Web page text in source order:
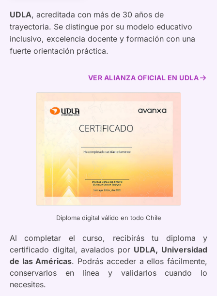
UDLA, acreditada con más de 30 años de
trayectoria. Se distingue por su modelo educativo
inclusivo, excelencia docente y formación con una
fuerte orientación práctica.
VER ALIANZA OFICIAL EN UDLA
Diploma digital válido en todo Chile
Al completar el curso, recibirás tu diploma y
certificado digital, avalados por UDLA, Universidad
de las Américas. Podrás acceder a ellos fácilmente,
conservarlos en línea y validarlos cuando lo
necesites.